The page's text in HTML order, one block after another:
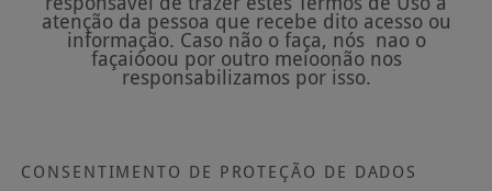
atenção da pessoa que recebe dito acesso ou
informação. Caso não o faça, nós nao o
façaióoou por outro meioonão nos
responsabilizamos por isso.
CONSENTIMENTO DE PROTEÇÃO DE DADOS